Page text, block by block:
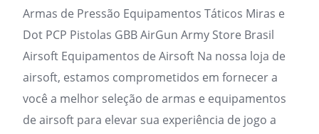
Armas de Pressão Equipamentos Táticos Miras e
Dot PCP Pistolas GBB AirGun Army Store Brasil
Airsoft Equipamentos de Airsoft Na nossa loja de
airsoft, estamos comprometidos em fornecer a
você a melhor seleção de armas e equipamentos
de airsoft para elevar sua experiência de jogo a